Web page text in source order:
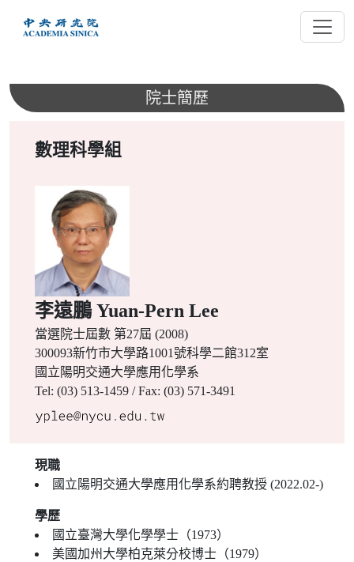
內
院士簡歷
數理科學組
李遠鵬 Yuan-Pern Lee
當選院士屆數 第27屆 (2008)
300093新竹市大學路1001號科學二館312室
國立陽明交通大學應用化學系
Tel: (03) 513-1459 / Fax: (03) 571-3491
現職
國立陽明交通大學應用化學系約聘教授 (2022.02-)
學歷
國立臺灣大學化學學士（1973）
美國加州大學柏克萊分校博士（1979）